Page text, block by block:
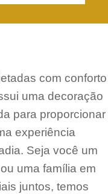
com conforto
uma decoração
para proporcionar
experiência
Seja você um
uma família em
juntos, temos